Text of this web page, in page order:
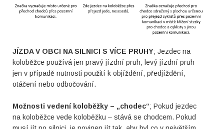
JÍZDA V OBCI NA SILNICI S VÍCE PRUHY; Jezdec na
koloběžce používá jen pravý jízdní pruh, levý jízdní pruh
jen v případě nutnosti použití k objíždění, předjíždění,
otáčení nebo odbočování.
Možnosti vedení koloběžky – „chodec“; Pokud jezdec
na koloběžce vede koloběžku – stává se chodcem. Pokud